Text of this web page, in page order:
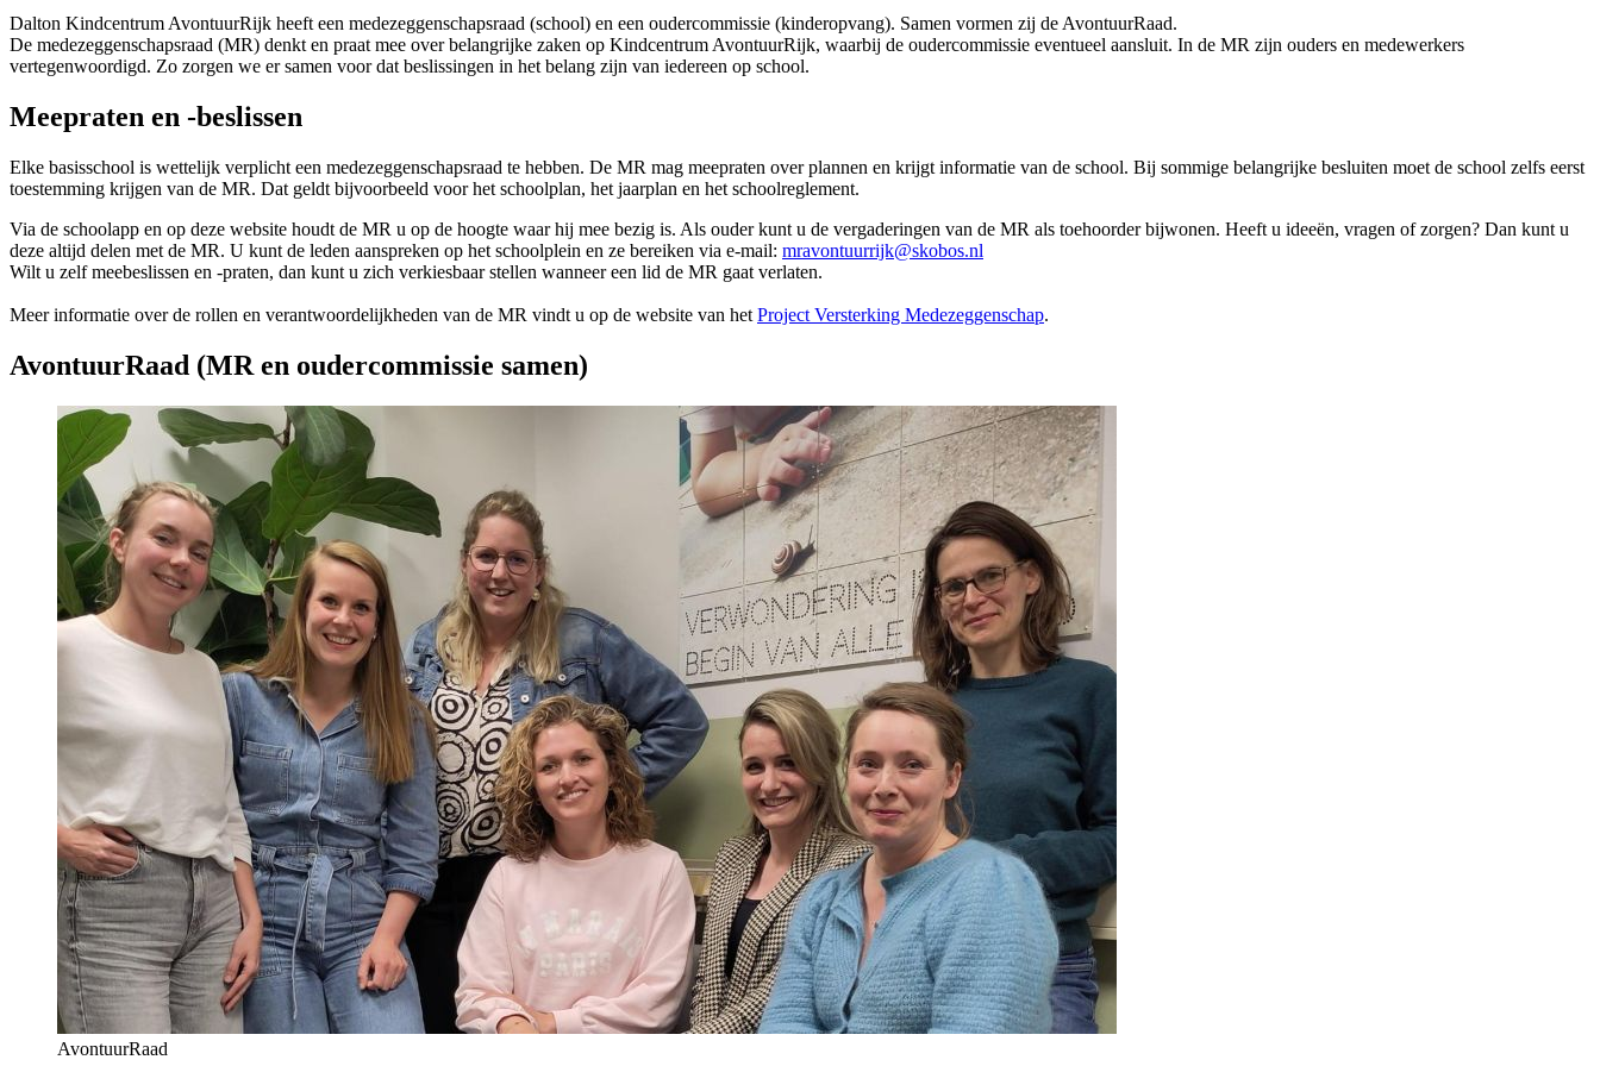
Dalton Kindcentrum AvontuurRijk heeft een medezeggenschapsraad (school) en een oudercommissie (kinderopvang). Samen vormen zij de AvontuurRaad.
De medezeggenschapsraad (MR) denkt en praat mee over belangrijke zaken op Kindcentrum AvontuurRijk, waarbij de oudercommissie eventueel aansluit. In de MR zijn ouders en medewerkers
vertegenwoordigd. Zo zorgen we er samen voor dat beslissingen in het belang zijn van iedereen op school.
Meepraten en -beslissen
Elke basisschool is wettelijk verplicht een medezeggenschapsraad te hebben. De MR mag meepraten over plannen en krijgt informatie van de school. Bij sommige belangrijke besluiten moet de school zelfs eerst
toestemming krijgen van de MR. Dat geldt bijvoorbeeld voor het schoolplan, het jaarplan en het schoolreglement.
Via de schoolapp en op deze website houdt de MR u op de hoogte waar hij mee bezig is. Als ouder kunt u de vergaderingen van de MR als toehoorder bijwonen. Heeft u ideeën, vragen of zorgen? Dan kunt u
deze altijd delen met de MR. U kunt de leden aanspreken op het schoolplein en ze bereiken via e-mail: mravontuurrijk@skobos.nl
Wilt u zelf meebeslissen en -praten, dan kunt u zich verkiesbaar stellen wanneer een lid de MR gaat verlaten.
Meer informatie over de rollen en verantwoordelijkheden van de MR vindt u op de website van het Project Versterking Medezeggenschap.
AvontuurRaad (MR en oudercommissie samen)
AvontuurRaad